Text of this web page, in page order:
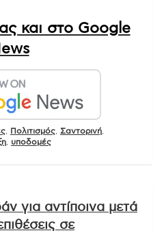
και στο Google
Πολιτισμός Σαντορινή
υποδομές
για αντίποινα μετά
σε